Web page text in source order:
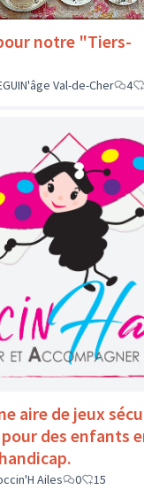
notre "Tiers-
Val-de-Cher
4
aire de jeux
des enfants
Ailes 0 15